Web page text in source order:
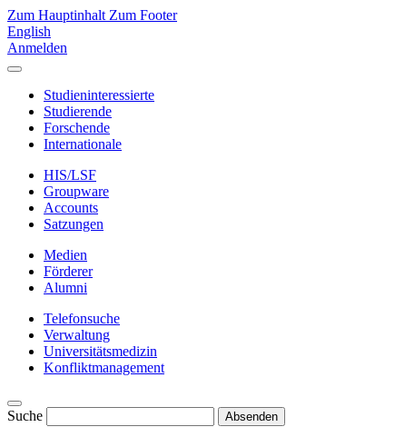
Zum Hauptinhalt Zum Footer
English
Anmelden
Studieninteressierte
Studierende
Forschende
Internationale
HIS/LSF
Groupware
Accounts
Satzungen
Medien
Förderer
Alumni
Telefonsuche
Verwaltung
Universitätsmedizin
Konfliktmanagement
Suche Absenden